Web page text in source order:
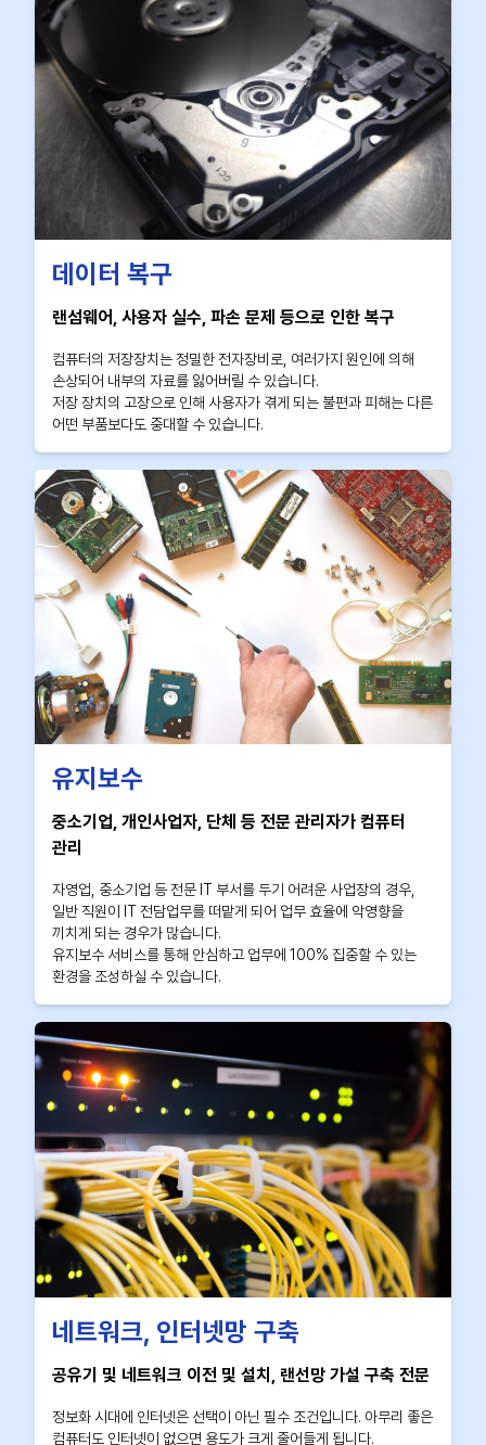
데이터 복구
랜섬웨어, 사용자 실수, 파손 문제 등으로 인한 복구
컴퓨터의 저장장치는 정밀한 전자장비로, 여러가지 원인에 의해
손상되어 내부의 자료를 잃어버릴 수 있습니다.
저장 장치의 고장으로 인해 사용자가 겪게 되는 불편과 피해는 다른
어떤 부품보다도 중대할 수 있습니다.
유지보수
중소기업, 개인사업자, 단체 등 전문 관리자가 컴퓨터
관리
자영업, 중소기업 등 전문 IT 부서를 두기 어려운 사업장의 경우,
일반 직원이 IT 전담업무를 떠맡게 되어 업무 효율에 악영향을
끼치게 되는 경우가 많습니다.
유지보수 서비스를 통해 안심하고 업무에 100% 집중할 수 있는
환경을 조성하실 수 있습니다.
네트워크, 인터넷망 구축
공유기 및 네트워크 이전 및 설치, 랜선망 가설 구축 전문
정보화 시대에 인터넷은 선택이 아닌 필수 조건입니다. 아무리 좋은
컴퓨터도 인터넷이 없으면 용도가 크게 줄어들게 됩니다.